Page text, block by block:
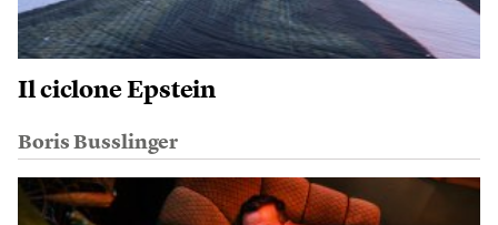
Il ciclone Epstein
Boris Busslinger